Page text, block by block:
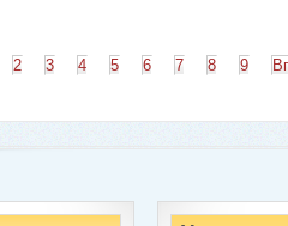
2 3 4 5 6 7 8 9